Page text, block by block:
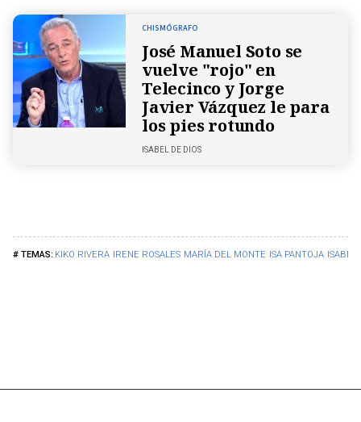
KIKO RIVERA IRENE ROSALES MARÍA DEL MONTE ISA PANTOJA ISABEL
CHISMÓGRAFO
José Manuel Soto se
vuelve "rojo" en
Telecinco y Jorge
Javier Vázquez le para
los pies rotundo
ISABEL DE DIOS